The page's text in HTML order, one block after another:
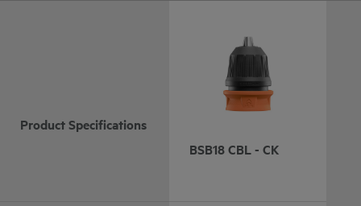
Product Specifications
BSB18 CBL - CK